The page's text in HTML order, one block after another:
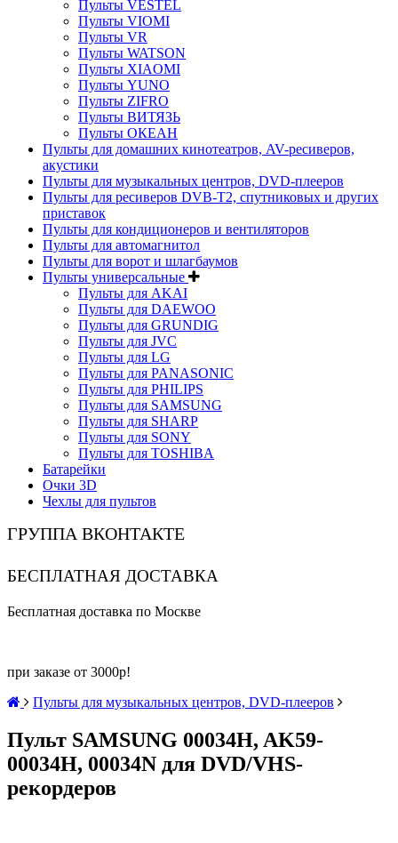
Пульты VESTEL
Пульты VIOMI
Пульты VR
Пульты WATSON
Пульты XIAOMI
Пульты YUNO
Пульты ZIFRO
Пульты ВИТЯЗЬ
Пульты ОКЕАН
Пульты для домашних кинотеатров, AV-ресиверов,
акустики
Пульты для музыкальных центров, DVD-плееров
Пульты для ресиверов DVB-T2, спутниковых и других
приставок
Пульты для кондиционеров и вентиляторов
Пульты для автомагнитол
Пульты для ворот и шлагбаумов
Пульты универсальные
Пульты для AKAI
Пульты для DAEWOO
Пульты для GRUNDIG
Пульты для JVC
Пульты для LG
Пульты для PANASONIC
Пульты для PHILIPS
Пульты для SAMSUNG
Пульты для SHARP
Пульты для SONY
Пульты для TOSHIBA
Батарейки
Очки 3D
Чехлы для пультов
ГРУППА ВКОНТАКТЕ
БЕСПЛАТНАЯ ДОСТАВКА
Бесплатная доставка по Москве
при заказе от 3000р!
Пульты для музыкальных центров, DVD-плееров
Пульт SAMSUNG 00034H, AK59-
00034H, 00034N для DVD/VHS-
рекордеров